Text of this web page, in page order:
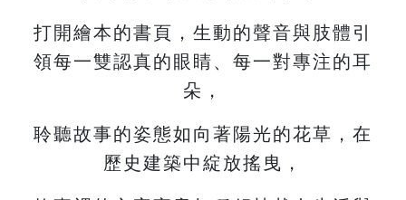
打開繪本的書頁，生動的聲音與肢體引
領每一雙認真的眼睛、每一對專注的耳
朵，
聆聽故事的姿態如向著陽光的花草，在
歷史建築中綻放搖曳，